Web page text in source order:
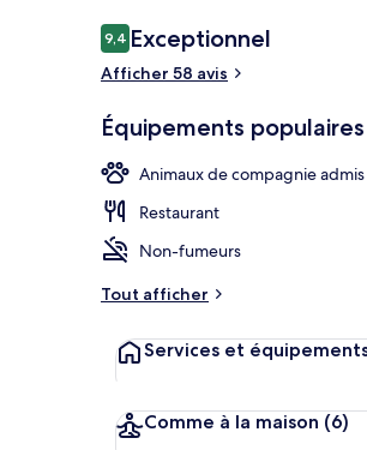
Avis
voyageurs
9,49,4 sur 10
Exceptionnel
Afficher 58 avis
Équipements populaires
Animaux de compagnie admis
Restaurant
Non-fumeurs
Tout afficher
Services et
Comme à la maison (6)